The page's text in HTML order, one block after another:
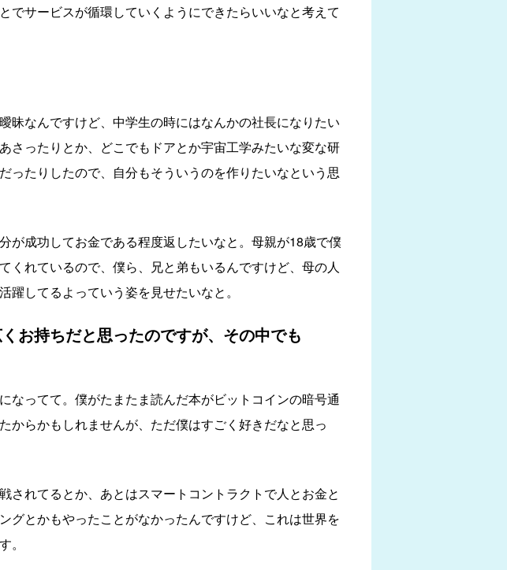
サービスが循環していくようにできたらいいなと考えて
昧なんですけど、中学生の時にはなんかの社長になりたい
さったりとか、どこでもドアとか宇宙工学みたいな変な研
ったりしたので、自分もそういうのを作りたいなという思
が成功してお金である程度返したいなと。母親が18歳で僕
れているので、僕ら、兄と弟もいるんですけど、母の人
してるよっていう姿を見せたいなと。
お持ちだと思ったのですが、その中でも
なってて。僕がたまたま読んだ本がビットコインの暗号通
からかもしれませんが、ただ僕はすごく好きだなと思っ
れてるとか、あとはスマートコントラクトで人とお金と
グとかもやったことがなかったんですけど、これは世界を
。